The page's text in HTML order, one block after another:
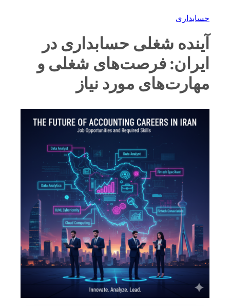
حسابداری
آینده شغلی حسابداری در
ایران: فرصت‌های شغلی و
مهارت‌های مورد نیاز